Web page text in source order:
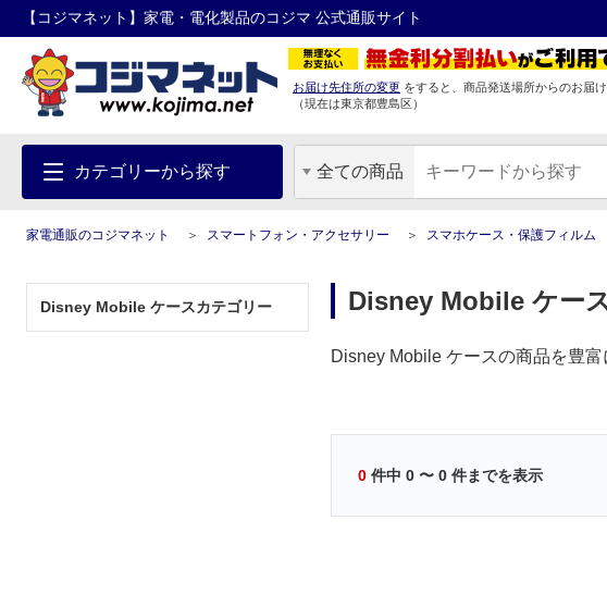
【コジマネット】家電・電化製品のコジマ 公式通販サイト
お届け先住所の変更 をすると、商品発送場所からのお届
（現在は東京都豊島区）
カテゴリーから探す 全ての商品
家電通販のコジマネット スマートフォン・アクセサリー スマホケース・保護フィルム
Disney Mobile ケースカテゴリー Disney Mobile ケー
Disney Mobile ケースの商品を豊富
0 件中 0 〜 0 件までを表示